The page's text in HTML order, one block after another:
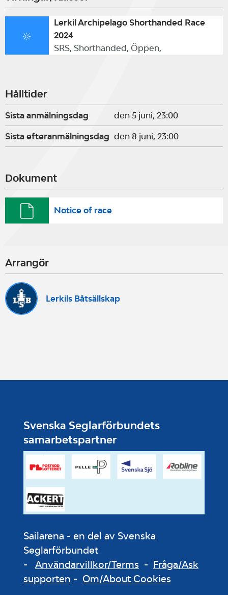
Lerkil Archipelago Shorthanded Race
2024
SRS, Shorthanded, Öppen,
Hålltider
Sista anmälningsdag den 5 juni, 23:00
Sista efteranmälningsdag den 8 juni, 23:00
Dokument
Notice of race
Arrangör
Lerkils Båtsällskap
Svenska Seglarförbundets
samarbetspartner
Sailarena - en del av Svenska
Seglarförbundet
- Användarvillkor/Terms - Fråga/Ask
supporten - Om/About Cookies